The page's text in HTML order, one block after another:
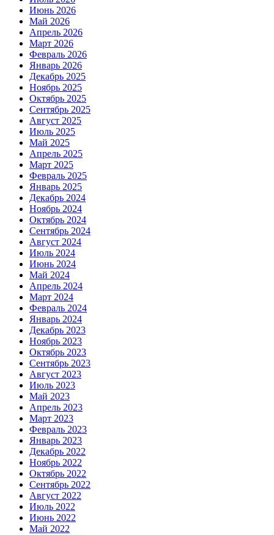
Июнь 2026
Май 2026
Апрель 2026
Март 2026
Февраль 2026
Январь 2026
Декабрь 2025
Ноябрь 2025
Октябрь 2025
Сентябрь 2025
Август 2025
Июль 2025
Май 2025
Апрель 2025
Март 2025
Февраль 2025
Январь 2025
Декабрь 2024
Ноябрь 2024
Октябрь 2024
Сентябрь 2024
Август 2024
Июль 2024
Июнь 2024
Май 2024
Апрель 2024
Март 2024
Февраль 2024
Январь 2024
Декабрь 2023
Ноябрь 2023
Октябрь 2023
Сентябрь 2023
Август 2023
Июль 2023
Май 2023
Апрель 2023
Март 2023
Февраль 2023
Январь 2023
Декабрь 2022
Ноябрь 2022
Октябрь 2022
Сентябрь 2022
Август 2022
Июль 2022
Июнь 2022
Май 2022